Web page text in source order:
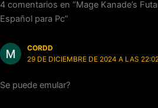
4 comentarios en “Mage Kanade’s
Español para Pc”
CORDD
29 DE DICIEMBRE DE 2024 A LAS
Se puede emular?